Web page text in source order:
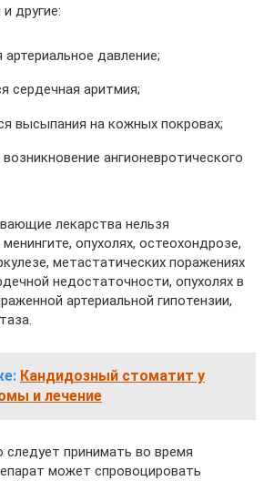
другие:
артериальное давление;
сердечная аритмия;
высыпания на кожных покровах;
ангионевротического
лекарства нельзя
опухолях, остеохондрозе,
метастатических поражениях
недостаточности, опухолях в
артериальной гипотензии,
Кандидозный стоматит у
и лечение
принимать во время
может спровоцировать